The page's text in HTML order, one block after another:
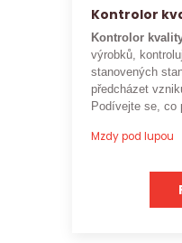
Kontrolor
Kontrolor
výrobků,
stanovených
předcházet
Podívejte se, co
ohodnocení této
Mzdy pod lupou